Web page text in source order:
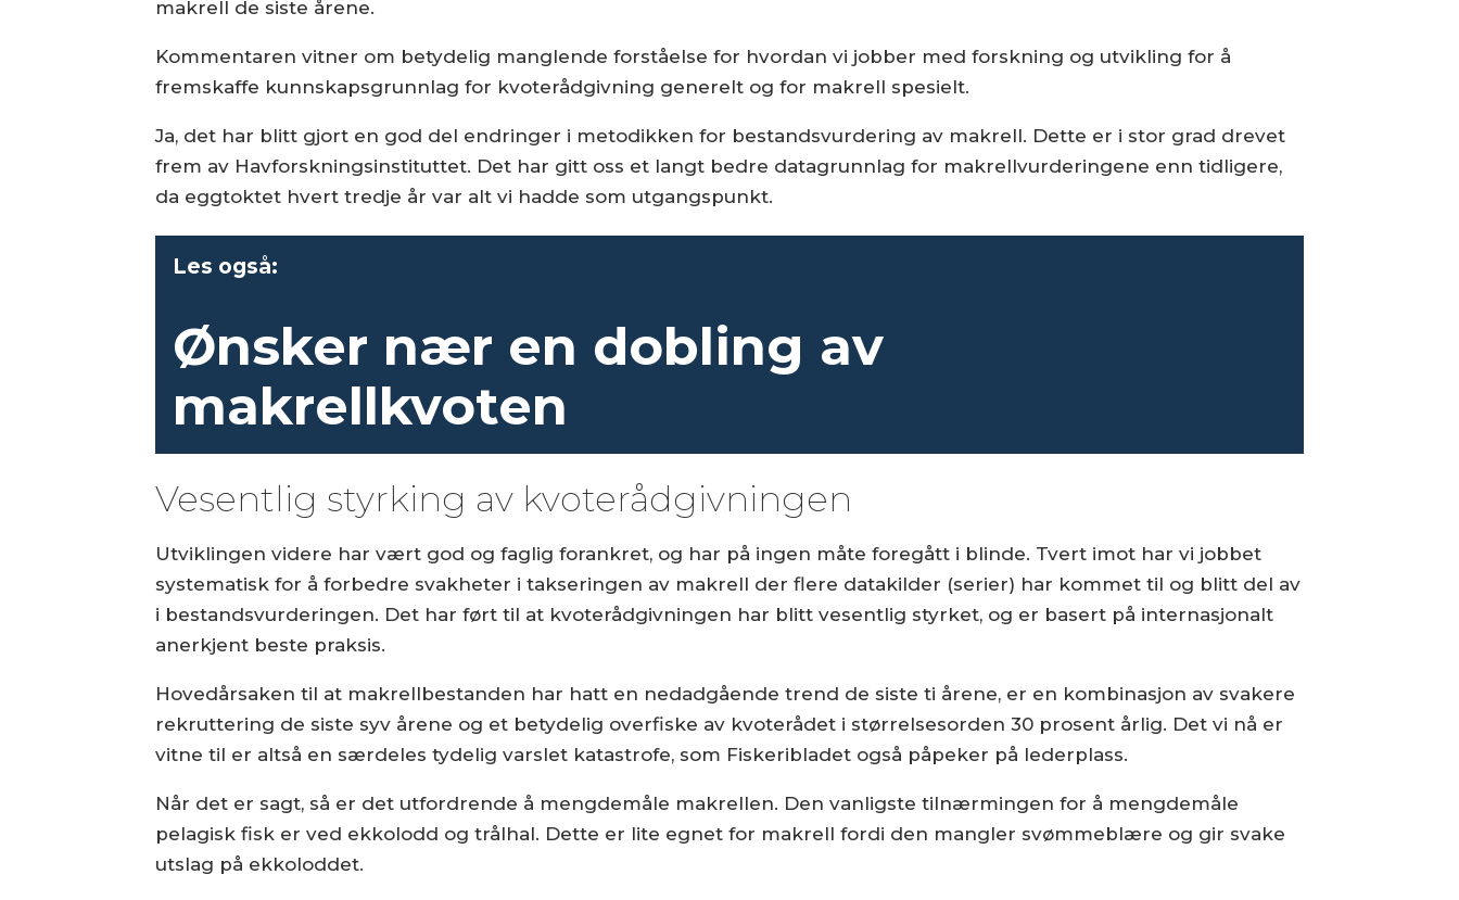
makrell de siste årene.
Kommentaren vitner om betydelig manglende forståelse for hvordan vi jobber med forskning og utvikling for å
fremskaffe kunnskapsgrunnlag for kvoterådgivning generelt og for makrell spesielt.
Ja, det har blitt gjort en god del endringer i metodikken for bestandsvurdering av makrell. Dette er i stor grad drevet
frem av Havforskningsinstituttet. Det har gitt oss et langt bedre datagrunnlag for makrellvurderingene enn tidligere,
da eggtoktet hvert tredje år var alt vi hadde som utgangspunkt.
Les også:
Ønsker nær en dobling av
makrellkvoten
Vesentlig styrking av kvoterådgivningen
Utviklingen videre har vært god og faglig forankret, og har på ingen måte foregått i blinde. Tvert imot har vi jobbet
systematisk for å forbedre svakheter i takseringen av makrell der flere datakilder (serier) har kommet til og blitt del av
i bestandsvurderingen. Det har ført til at kvoterådgivningen har blitt vesentlig styrket, og er basert på internasjonalt
anerkjent beste praksis.
Hovedårsaken til at makrellbestanden har hatt en nedadgående trend de siste ti årene, er en kombinasjon av svakere
rekruttering de siste syv årene og et betydelig overfiske av kvoterådet i størrelsesorden 30 prosent årlig. Det vi nå er
vitne til er altså en særdeles tydelig varslet katastrofe, som Fiskeribladet også påpeker på lederplass.
Når det er sagt, så er det utfordrende å mengdemåle makrellen. Den vanligste tilnærmingen for å mengdemåle
pelagisk fisk er ved ekkolodd og trålhal. Dette er lite egnet for makrell fordi den mangler svømmeblære og gir svake
utslag på ekkoloddet.